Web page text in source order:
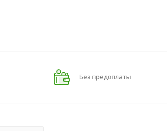
Без предоплаты